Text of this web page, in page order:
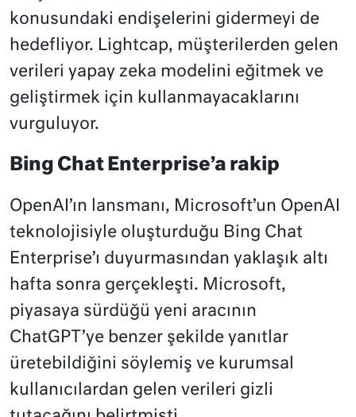
konusundaki endişelerini gidermeyi de
hedefliyor. Lightcap, müşterilerden gelen
verileri yapay zeka modelini eğitmek ve
geliştirmek için kullanmayacaklarını
vurguluyor.
Bing Chat Enterprise’a rakip
OpenAI’ın lansmanı, Microsoft’un OpenAI
teknolojisiyle oluşturduğu Bing Chat
Enterprise’ı duyurmasından yaklaşık altı
hafta sonra gerçekleşti. Microsoft,
piyasaya sürdüğü yeni aracının
ChatGPT’ye benzer şekilde yanıtlar
üretebildiğini söylemiş ve kurumsal
kullanıcılardan gelen verileri gizli